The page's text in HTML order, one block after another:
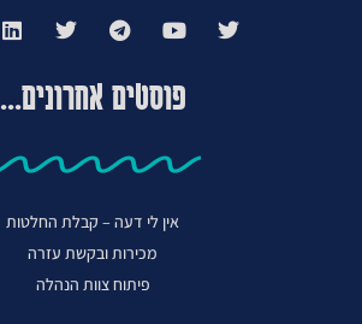
פוסטים אחרונים...
אין לי דעה – קבלת החלטות
מכירות ובקשת עזרה
פיתוח צוות הנהלה